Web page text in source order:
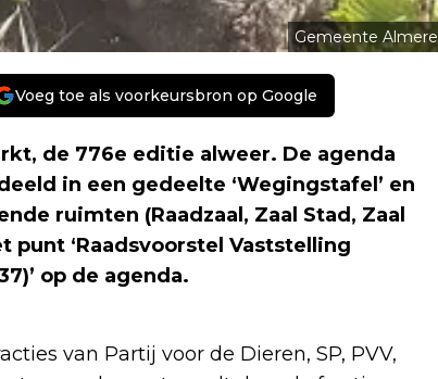
Gemeente Almere
Voeg toe als voorkeursbron op Google
de 776e editie alweer. De agenda
in een gedeelte ‘Wegingstafel’ en
ruimten (Raadzaal, Zaal Stad, Zaal
punt ‘Raadsvoorstel Vaststelling
op de agenda.
van Partij voor de Dieren, SP, PVV,